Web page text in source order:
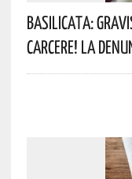
Basilicata:
Carcere! La